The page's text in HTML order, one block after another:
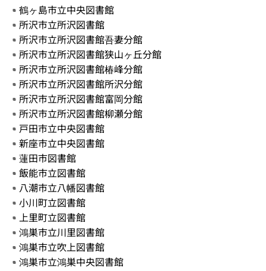
鶴ヶ島市立中央図書館
所沢市立所沢図書館
所沢市立所沢図書館吾妻分館
所沢市立所沢図書館狭山ヶ丘分館
所沢市立所沢図書館椿峰分館
所沢市立所沢図書館所沢分館
所沢市立所沢図書館富岡分館
所沢市立所沢図書館柳瀬分館
戸田市立中央図書館
新座市立中央図書館
蓮田市図書館
飯能市立図書館
八潮市立八幡図書館
小川町立図書館
上里町立図書館
鴻巣市立川里図書館
鴻巣市立吹上図書館
鴻巣市立鴻巣中央図書館